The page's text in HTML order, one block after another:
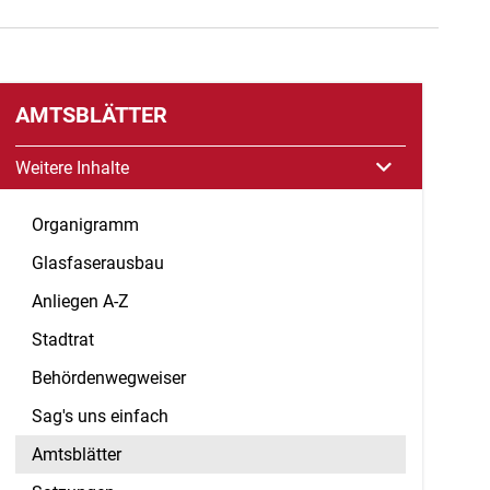
AMTSBLÄTTER
Weitere Inhalte
Organigramm
Glasfaserausbau
Anliegen A-Z
Stadtrat
Behördenwegweiser
Sag's uns einfach
Amtsblätter